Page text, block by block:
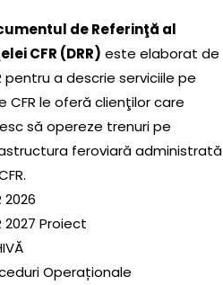
de Referinţă al
CFR (DRR) este elaborat de
pentru a descrie serviciile pe
CFR le oferă clienţilor care
să opereze trenuri pe
feroviară administrată
2026
2027 Proiect
Operaționale